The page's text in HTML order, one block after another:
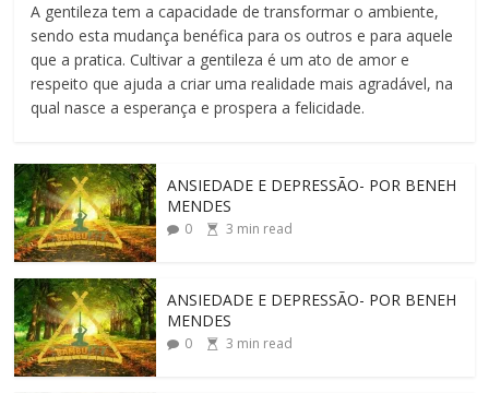
A gentileza tem a capacidade de transformar o ambiente,
sendo esta mudança benéfica para os outros e para aquele
que a pratica. Cultivar a gentileza é um ato de amor e
respeito que ajuda a criar uma realidade mais agradável, na
qual nasce a esperança e prospera a felicidade.
ANSIEDADE E DEPRESSÃO- POR BENEH
MENDES
0 3 min read
ANSIEDADE E DEPRESSÃO- POR BENEH
MENDES
0 3 min read